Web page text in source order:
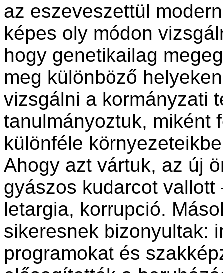
az eszeveszettül
képes oly módon
hogy genetikailag
meg különböző
vizsgálni a kormányzati
tanulmányoztuk, miként
különféle
Ahogy azt vártuk, az új
gyászos kudarcot
letargia, korrupció.
sikeresnek bizonyultak:
programokat és